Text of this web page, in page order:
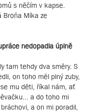
s něčím v kapse.
Broňa Míka ze
nedopadla úplně
tam tehdy dva směry. S
on toho měl plný zuby,
mu děti, říkal nám, ať
a do toho mi
a on mi poradil,